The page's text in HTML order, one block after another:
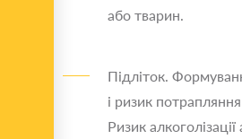
або тварин.
Підліток.
і ризик
Ризик